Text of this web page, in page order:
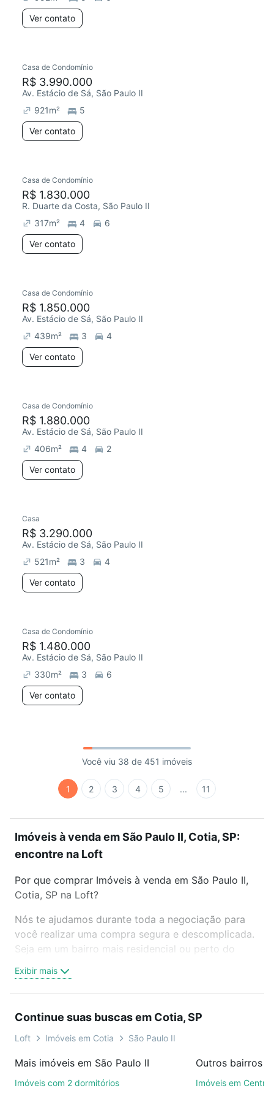
Ver contato
Casa de Condomínio
R$ 3.990.000
Av. Estácio de Sá, São Paulo II
921m²
5
Ver contato
Casa de Condomínio
R$ 1.830.000
R. Duarte da Costa, São Paulo II
317m² 4
6
Ver contato
Casa de Condomínio
R$ 1.850.000
Av. Estácio de Sá, São Paulo II
439m² 3
4
Ver contato
Casa de Condomínio
R$ 1.880.000
Av. Estácio de Sá, São Paulo II
406m² 4
2
Ver contato
Casa
R$ 3.290.000
Av. Estácio de Sá, São Paulo II
521m² 3
4
Ver contato
Casa de Condomínio
R$ 1.480.000
Av. Estácio de Sá, São Paulo II
330m² 3
6
Ver contato
Você viu 38 de 451 imóveis
1 2 3 4 5 ... 11
Imóveis à venda em São Paulo II, Cotia, SP:
encontre na Loft
Por que comprar Imóveis à venda em São Paulo II,
Cotia, SP na Loft?
Nós te ajudamos durante toda a negociação para
você realizar uma compra segura e descomplicada.
Seja em um bairro mais residencial ou perto do
oferta ideal de Imóveis à venda em São Paulo II,
Cotia, SP para conquistar seu sonho. Agende uma
compromisso e você ainda conta com mais de 46
mil corretores e imobiliárias te ajudando na compra,
Como escolher um imóvel?
Exibir mais
Continue suas buscas em Cotia, SP
Loft Imóveis em Cotia São Paulo II
Mais imóveis em São Paulo II
Imóveis com 2 dormitórios
Outros bairros
Imóveis em Centro